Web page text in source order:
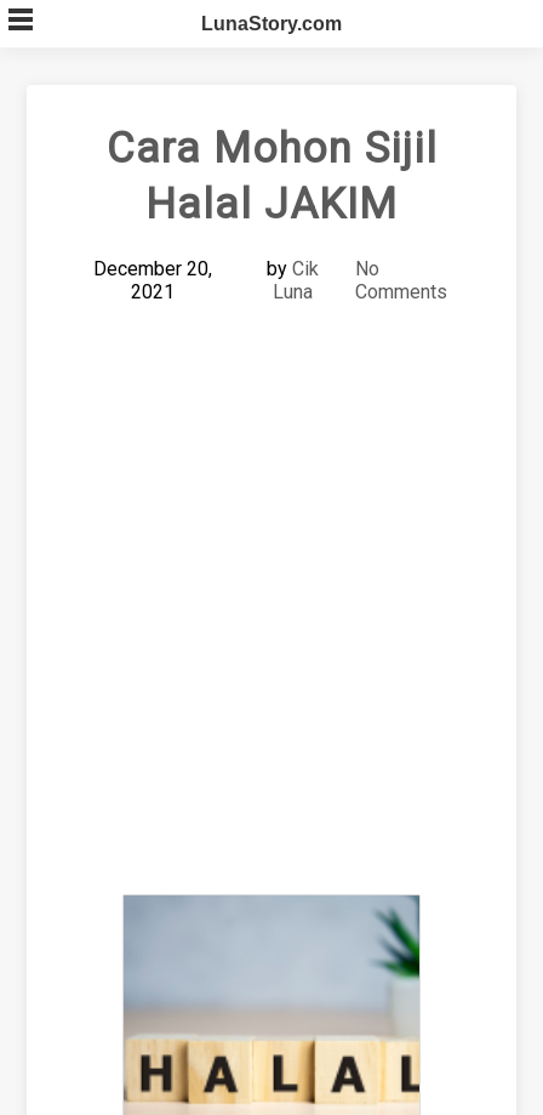
Skip
to
LunaStory.com
Cara Mohon Sijil
Halal JAKIM
December 20,
2021
byCik
Luna
No
Comments